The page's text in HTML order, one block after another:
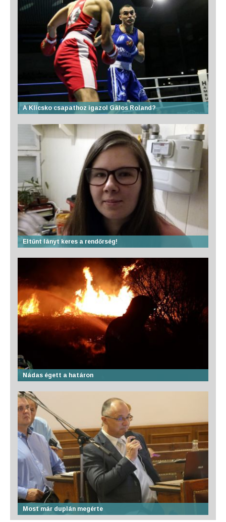
A Klicsko csapathoz igazol Gálos Roland?
Eltűnt lányt keres a rendőrség!
Nádas égett a határon
Most már duplán megérte